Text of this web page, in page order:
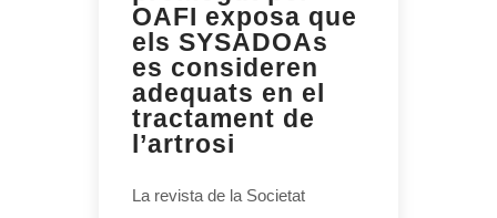
OAFI exposa que
els SYSADOAs
es consideren
adequats en el
tractament de
l’artrosi
La revista de la Societat